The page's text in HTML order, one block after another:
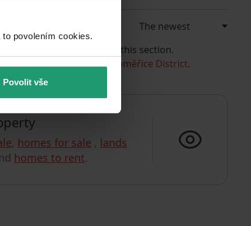
povolením cookies.​
Povolit vše
currently have no offers in this section.
example, the listings inLitoměřice District.
, homes for sale , lands
homes to rent.